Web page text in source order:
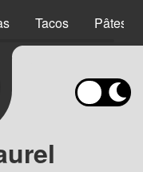
Tacos Pâtes